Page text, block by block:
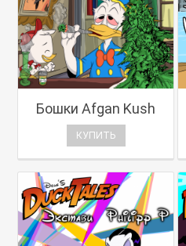
Бошки Afgan Kush
КУПИТЬ